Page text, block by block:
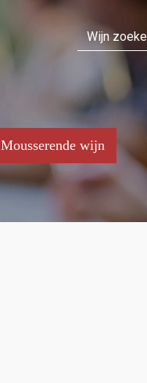
Mousserende wijn